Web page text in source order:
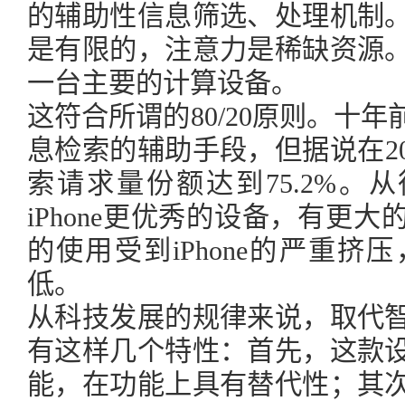
的辅助性信息筛选、处理机制
是有限的，注意力是稀缺资源
一台主要的计算设备。
这符合所谓的80/20原则。十年
息检索的辅助手段，但据说在
索请求量份额达到75.2%。
iPhone更优秀的设备，有更大
的使用受到iPhone的严重挤
低。
从科技发展的规律来说，取代
有这样几个特性：首先，这款
能，在功能上具有替代性；其